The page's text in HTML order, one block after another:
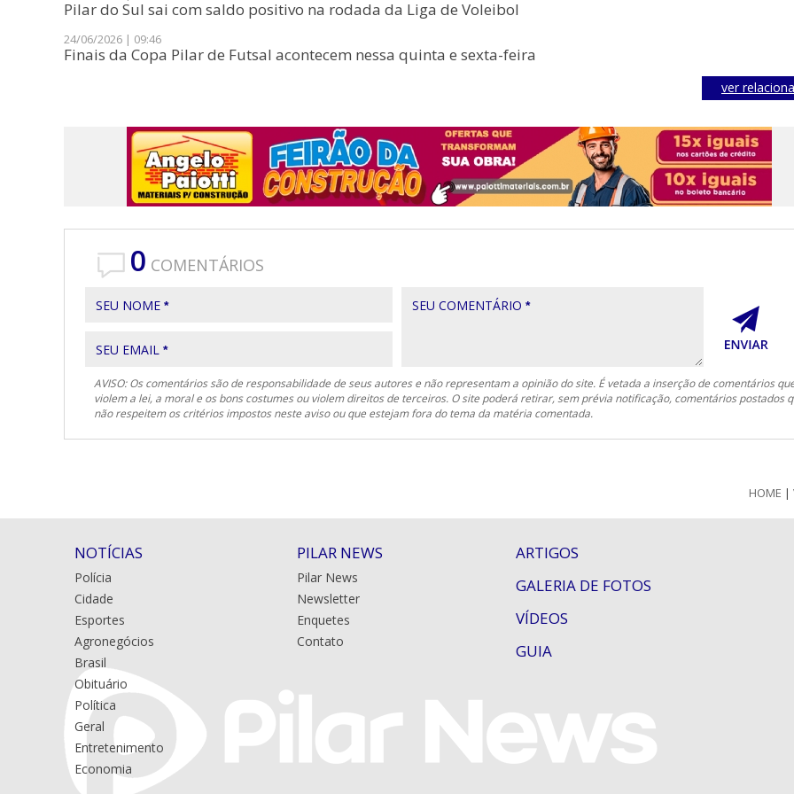
Pilar do Sul sai com saldo positivo na rodada da Liga de Voleibol
24/06/2026 | 09:46
Finais da Copa Pilar de Futsal acontecem nessa quinta e sexta-feira
ver
0 COMENTÁRIOS
SEU NOME *
SEU EMAIL *
SEU COMENTÁRIO *
AVISO: Os comentários são de responsabilidade de seus autores e não representam a opinião do site. É vetada a inserção de comentários
violem a lei, a moral e os bons costumes ou violem direitos de terceiros. O site poderá retirar, sem prévia notificação, comentários postados
não respeitem os critérios impostos neste aviso ou que estejam fora do tema da matéria comentada.
HOME |
NOTÍCIAS
Polícia
Cidade
Esportes
Agronegócios
Brasil
Obituário
Política
Geral
Entretenimento
Economia
PILAR NEWS
Pilar News
Newsletter
Enquetes
Contato
ARTIGOS
GALERIA DE FOTOS
VÍDEOS
GUIA